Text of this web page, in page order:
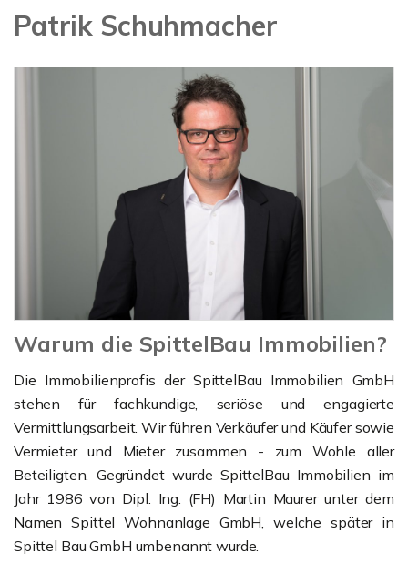
Patrik Schuhmacher
Warum die SpittelBau Immobilien?
Die Immobilienprofis der SpittelBau Immobilien GmbH
stehen für fachkundige, seriöse und engagierte
Vermittlungsarbeit. Wir führen Verkäufer und Käufer sowie
Vermieter und Mieter zusammen - zum Wohle aller
Beteiligten. Gegründet wurde SpittelBau Immobilien im
Jahr 1986 von Dipl. Ing. (FH) Martin Maurer unter dem
Namen Spittel Wohnanlage GmbH, welche später in
Spittel Bau GmbH umbenannt wurde.